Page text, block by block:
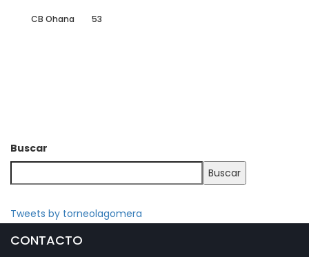
CB Ohana 53
Buscar
Buscar
Tweets by torneolagomera
CONTACTO